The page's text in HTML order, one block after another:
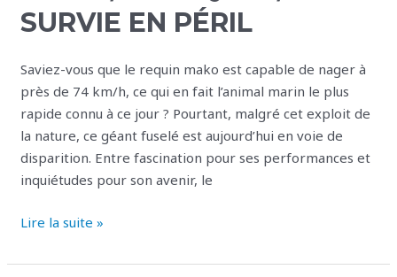
SURVIE EN PÉRIL
Saviez-vous que le requin mako est capable de nager à
près de 74 km/h, ce qui en fait l’animal marin le plus
rapide connu à ce jour ? Pourtant, malgré cet exploit de
la nature, ce géant fuselé est aujourd’hui en voie de
disparition. Entre fascination pour ses performances et
inquiétudes pour son avenir, le
:
vitesse
attaques,
survie
en
péril
Lire la suite »